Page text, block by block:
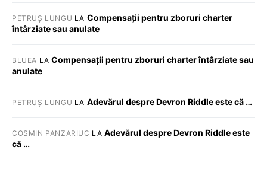
PETRUȘ LUNGU LA Compensații pentru zboruri charter
întârziate sau anulate
BLUEA LACompensații pentru zboruri charter întârziate sau
anulate
PETRUȘ LUNGU LA Adevărul despre Devron Riddle este că …
COSMIN PANZARIUC LA Adevărul despre Devron Riddle este
că …